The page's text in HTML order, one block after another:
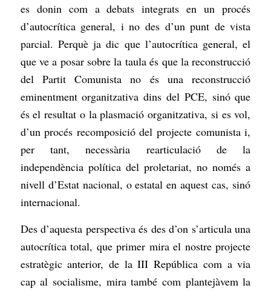
es donin com a debats integrats en un procés
d’autocrítica general, i no des d’un punt de vista
parcial. Perquè ja dic que l’autocrítica general, el
que ve a posar sobre la taula és que la reconstrucció
del Partit Comunista no és una reconstrucció
eminentment organitzativa dins del PCE, sinó que
és el resultat o la plasmació organitzativa, si es vol,
d’un procés recomposició del projecte comunista i,
per tant, necessària rearticulació de la
independència política del proletariat, no només a
nivell d’Estat nacional, o estatal en aquest cas, sinó
internacional.
Des d’aquesta perspectiva és des d’on s’articula una
autocrítica total, que primer mira el nostre projecte
estratègic anterior, de la III República com a via
cap al socialisme, mira també com plantejàvem la